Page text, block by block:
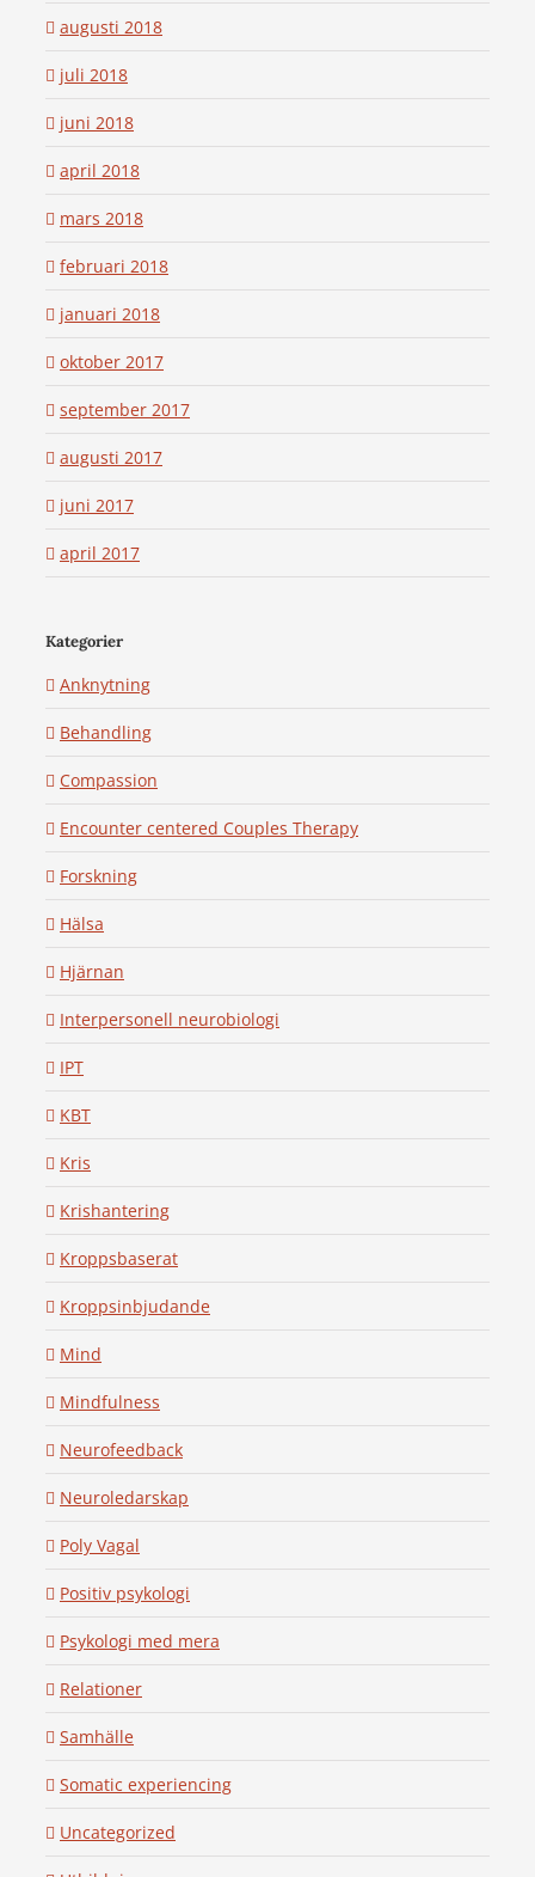
augusti 2018
juli 2018
juni 2018
april 2018
mars 2018
februari 2018
januari 2018
oktober 2017
september 2017
augusti 2017
juni 2017
april 2017
Kategorier
Anknytning
Behandling
Compassion
Encounter centered Couples Therapy
Forskning
Hälsa
Hjärnan
Interpersonell neurobiologi
IPT
KBT
Kris
Krishantering
Kroppsbaserat
Kroppsinbjudande
Mind
Mindfulness
Neurofeedback
Neuroledarskap
Poly Vagal
Positiv psykologi
Psykologi med mera
Relationer
Samhälle
Somatic experiencing
Uncategorized